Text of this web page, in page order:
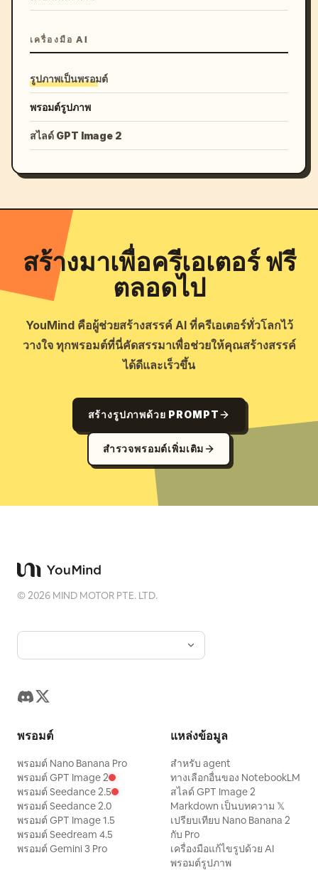
เครื่องมือ AI
รูปภาพเป็นพรอมต์
พรอมต์รูปภาพ
สไลด์ GPT Image 2
สร้างมาเพื่อครีเอเตอร์ ฟรี
ตลอดไป
YouMind คือผู้ช่วยสร้างสรรค์ AI ที่ครีเอเตอร์ทั่วโลกไว้
วางใจ ทุกพรอมต์ที่นี่คัดสรรมาเพื่อช่วยให้คุณสร้างสรรค์
ได้ดีและเร็วขึ้น
สร้างรูปภาพด้วย PROMPT
สำรวจพรอมต์เพิ่มเติม
©2026 MIND MOTOR PTE. LTD.
พรอมต์
พรอมต์ Nano Banana Pro
พรอมต์ GPT Image 2
พรอมต์ Seedance 2.5
พรอมต์ Seedance 2.0
พรอมต์ GPT Image 1.5
พรอมต์ Seedream 4.5
พรอมต์ Gemini 3 Pro
แหล่งข้อมูล
สำหรับ agent
ทางเลือกอื่นของ NotebookLM
สไลด์ GPT Image 2
Markdown เป็นบทความ 𝕏
เปรียบเทียบ Nano Banana 2
กับ Pro
เครื่องมือแก้ไขรูปด้วย AI
พรอมต์รูปภาพ